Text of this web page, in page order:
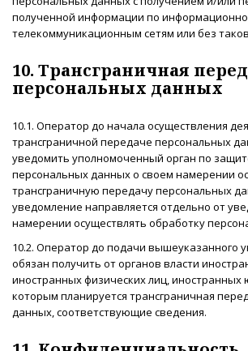
полученной информации по
телекоммуникационным сетям или без
10. Трансграничная
персональных данных
10.1. Оператор до начала осуществления
трансграничной передаче персональных
уведомить уполномоченный орган по
персональных данных о своем намерении
трансграничную передачу персональных
уведомление направляется отдельно от
намерении осуществлять обработку
10.2. Оператор до подачи вышеуказанного
обязан получить от органов власти
иностранных физических лиц, иностранных
которым планируется трансграничная
данных, соответствующие сведения.